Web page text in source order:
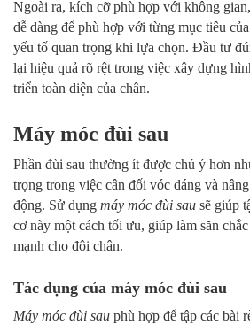
Ngoài ra, kích cỡ phù hợp với không
dễ dàng để phù hợp với từng mục tiêu
yếu tố quan trọng khi lựa chọn. Đầu tư
lại hiệu quả rõ rệt trong việc xây dựng
triển toàn diện của chân.
Máy móc đùi sau
Phần đùi sau thường ít được chú ý hơn
trọng trong việc cân đối vóc dáng và
động. Sử dụng máy móc đùi sau sẽ giúp
cơ này một cách tối ưu, giúp làm săn
mạnh cho đôi chân.
Tác dụng của máy móc đùi sau
Máy móc đùi sau phù hợp để tập các bài